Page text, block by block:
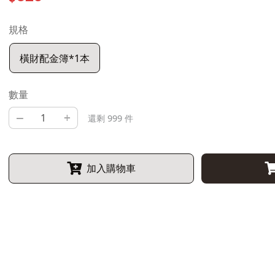
規格
橫財配金簿*1本
數量
– + 還剩 999 件
加入購物車